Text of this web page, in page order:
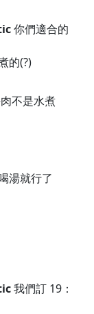
你們適合的
的(?)
不是水煮
湯就行了
我們訂 19：